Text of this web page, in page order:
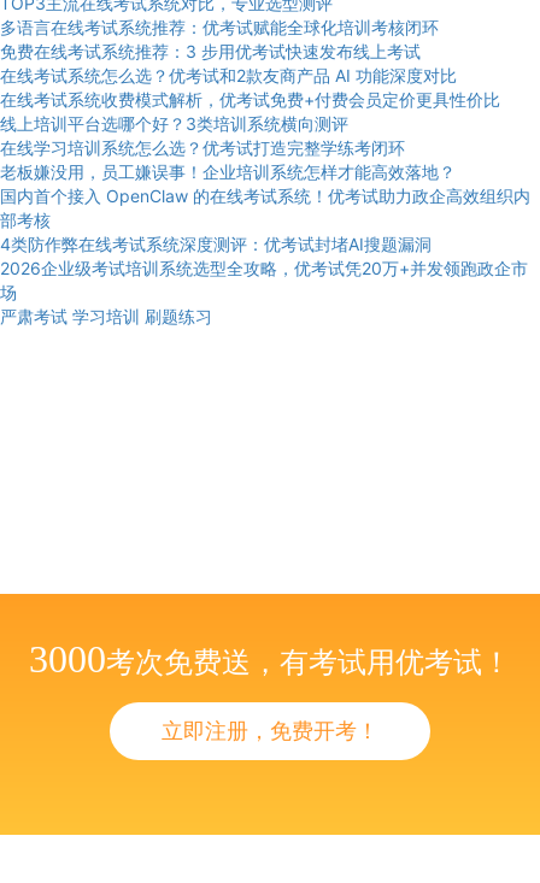
多语言在线考试系统推荐：优考试赋能全球化培训考核闭环
免费在线考试系统推荐：3 步用优考试快速发布线上考试
在线考试系统怎么选？优考试和2款友商产品 AI 功能深度对比
在线考试系统收费模式解析，优考试免费+付费会员定价更具性价比
线上培训平台选哪个好？3类培训系统横向测评
在线学习培训系统怎么选？优考试打造完整学练考闭环
老板嫌没用，员工嫌误事！企业培训系统怎样才能高效落地？
国内首个接入 OpenClaw 的在线考试系统！优考试助力政企高效组织内
部考核
4类防作弊在线考试系统深度测评：优考试封堵AI搜题漏洞
2026企业级考试培训系统选型全攻略，优考试凭20万+并发领跑政企市
场
严肃考试 学习培训 刷题练习
3000考次免费送，有考试用优考试！
立即注册，免费开考！